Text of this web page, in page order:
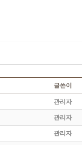
글쓴이
관리자
관리자
관리자